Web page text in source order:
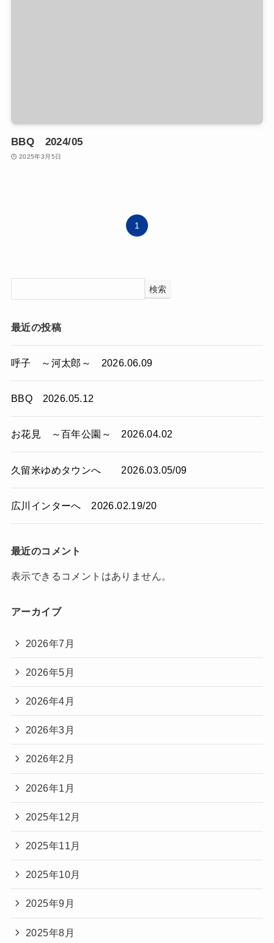
BBQ 2024/05
2025年3月5日
1
検索
最近の投稿
呼子 ～河太郎～ 2026.06.09
BBQ 2026.05.12
お花見 ～百年公園～ 2026.04.02
久留米ゆめタウンへ 2026.03.05/09
広川インターへ 2026.02.19/20
最近のコメント
表示できるコメントはありません。
アーカイブ
2026年7月
2026年5月
2026年4月
2026年3月
2026年2月
2026年1月
2025年12月
2025年11月
2025年10月
2025年9月
2025年8月